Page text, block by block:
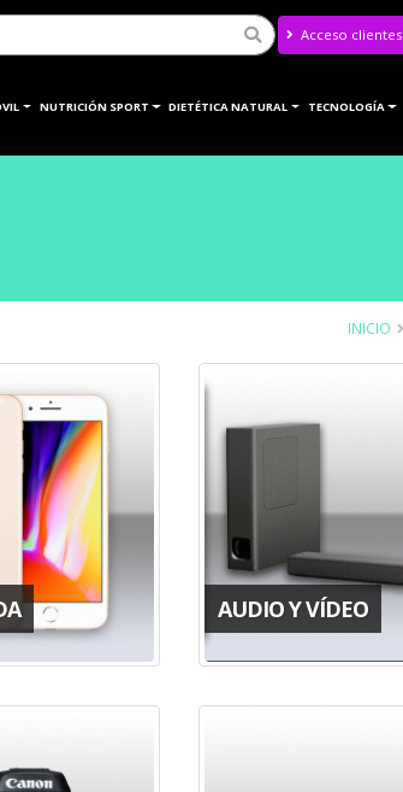
Acceso clientes
NUTRICIÓN SPORT DIETÉTICA NATURAL TECNOLOGÍA
INICIO
AUDIO Y VÍDEO